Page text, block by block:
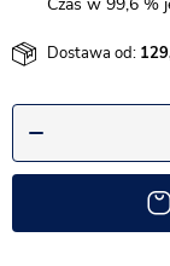
Dostawa od: